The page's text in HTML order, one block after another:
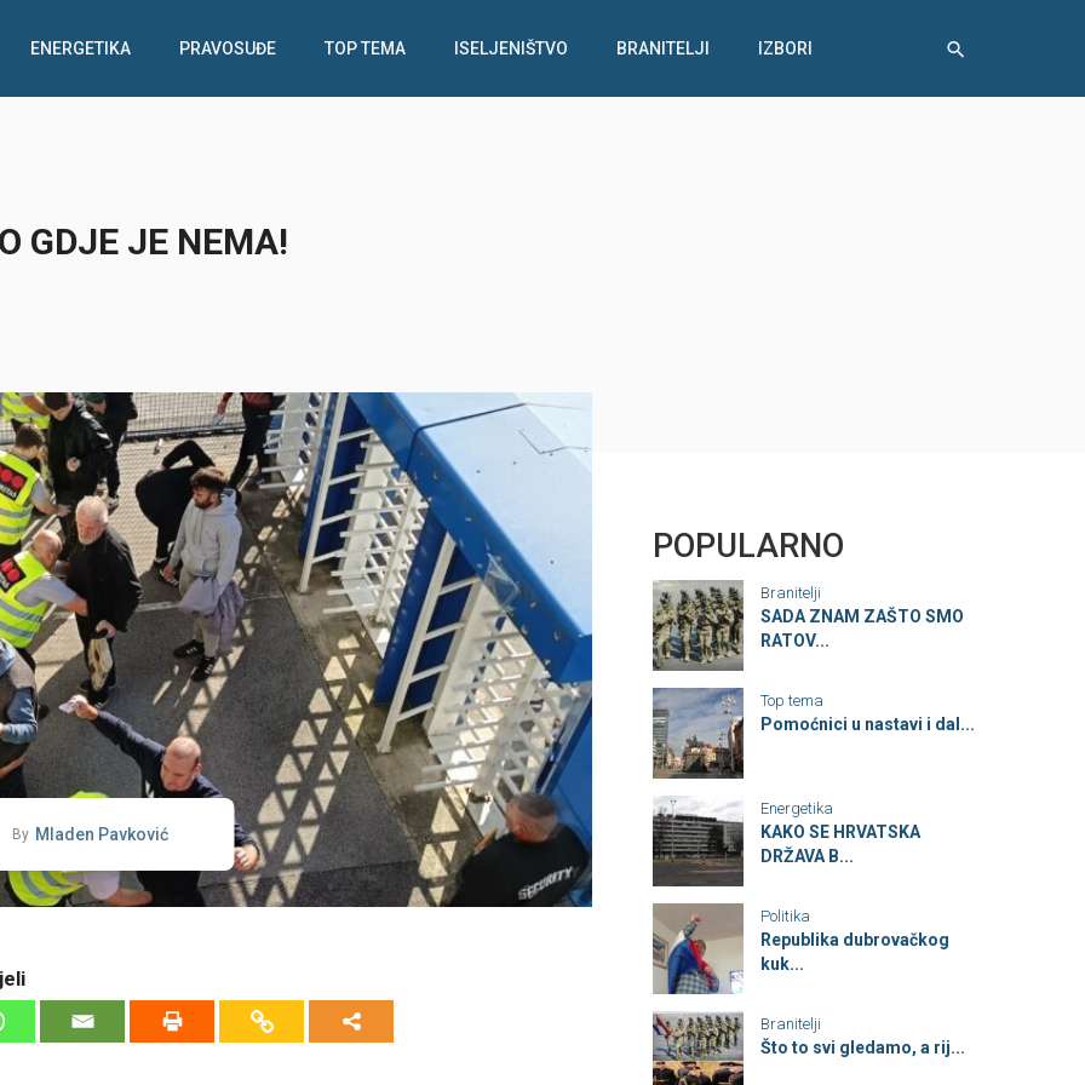
ENERGETIKA PRAVOSUĐE TOP TEMA ISELJENIŠTVO BRANITELJI IZBORI
GDJE JE NEMA!
By Mladen Pavković
POPULARNO
Branitelji
SADA ZNAM ZAŠTO SMO
RATOV...
Top tema
Pomoćnici u nastavi i dal...
Energetika
KAKO SE HRVATSKA
DRŽAVA B...
Politika
Republika dubrovačkog
kuk...
Branitelji
Što to svi gledamo, a rij...